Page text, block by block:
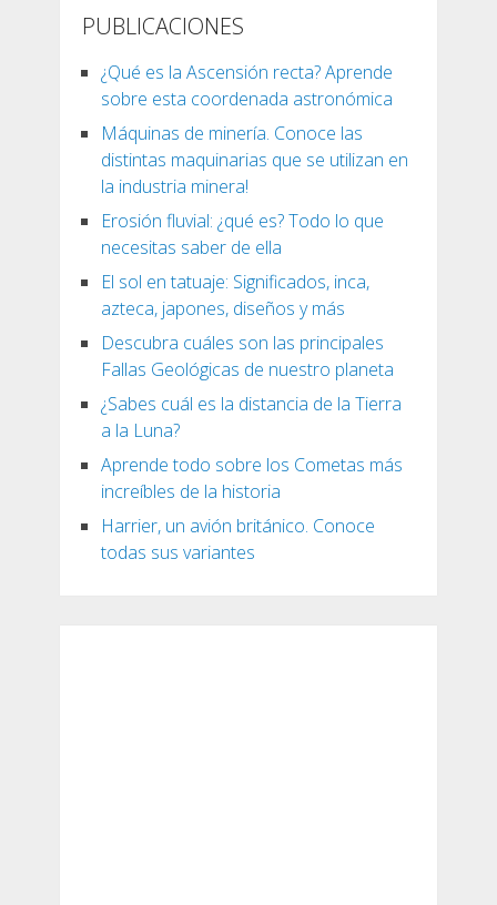
PUBLICACIONES
¿Qué es la Ascensión recta? Aprende
sobre esta coordenada astronómica
Máquinas de minería. Conoce las
distintas maquinarias que se utilizan en
la industria minera!
Erosión fluvial: ¿qué es? Todo lo que
necesitas saber de ella
El sol en tatuaje: Significados, inca,
azteca, japones, diseños y más
Descubra cuáles son las principales
Fallas Geológicas de nuestro planeta
¿Sabes cuál es la distancia de la Tierra
a la Luna?
Aprende todo sobre los Cometas más
increíbles de la historia
Harrier, un avión británico. Conoce
todas sus variantes